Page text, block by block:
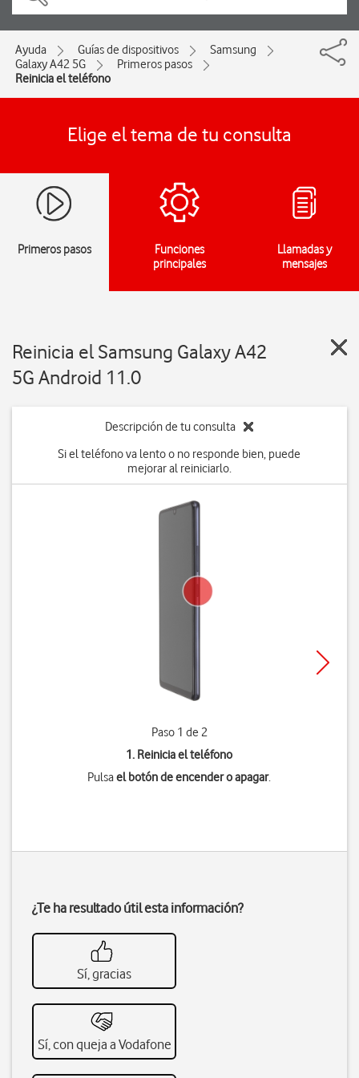
Ayuda Guías de dispositivos
Samsung
Galaxy A42 5G
Primeros pasos
Reinicia el teléfono
Elige el tema de tu consulta
Primeros pasos
Funciones
principales
Llamadas y
mensajes
Reinicia el Samsung Galaxy A42
5G Android 11.0
Descripción de tu consulta
Si el teléfono va lento o no responde bien, puede
mejorar al reiniciarlo.
Paso 1 de 2
1. Reinicia el teléfono
Pulsael botón de encender o apagar.
¿Te ha resultado útil esta información?
Sí, gracias
Sí, con queja a Vodafone